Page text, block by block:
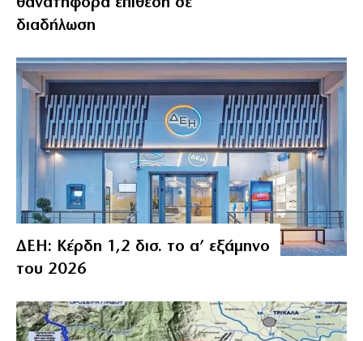
θανατηφόρα επίθεση σε
διαδήλωση
ΔΕΗ: Κέρδη 1,2 δισ. το α’ εξάμηνο
του 2026